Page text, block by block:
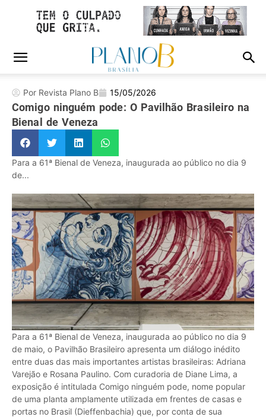
Por Revista Plano B 15/05/2026
Comigo ninguém pode: O Pavilhão Brasileiro na
Bienal de Veneza
Para a 61ª Bienal de Veneza, inaugurada ao público no dia 9
de...
Para a 61ª Bienal de Veneza, inaugurada ao público no dia 9
de maio, o Pavilhão Brasileiro apresenta um diálogo inédito
entre duas das mais importantes artistas brasileiras: Adriana
Varejão e Rosana Paulino. Com curadoria de Diane Lima, a
exposição é intitulada Comigo ninguém pode, nome popular
de uma planta amplamente utilizada em frentes de casas e
portas no Brasil (Dieffenbachia) que, por conta de sua